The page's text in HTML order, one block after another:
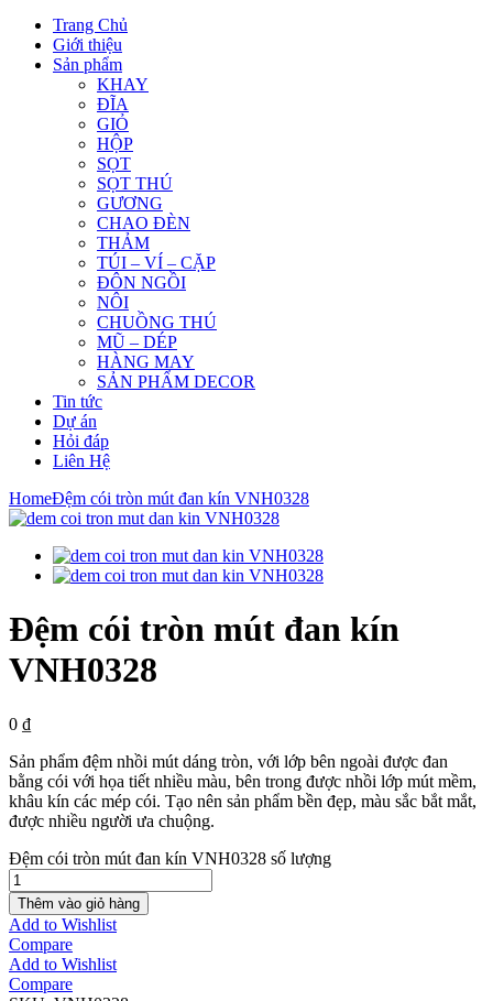
Trang Chủ
Giới thiệu
Sản phẩm
KHAY
ĐĨA
GIỎ
HỘP
SỌT
SỌT THÚ
GƯƠNG
CHAO ĐÈN
THẢM
TÚI – VÍ – CẶP
ĐÔN NGỒI
NÔI
CHUỒNG THÚ
MŨ – DÉP
HÀNG MAY
SẢN PHẨM DECOR
Tin tức
Dự án
Hỏi đáp
Liên Hệ
HomeĐệm cói tròn mút đan kín VNH0328
Đệm cói tròn mút đan kín
VNH0328
0 ₫
Sản phẩm đệm nhồi mút dáng tròn, với lớp bên ngoài được đan
bằng cói với họa tiết nhiều màu, bên trong được nhồi lớp mút mềm,
khâu kín các mép cói. Tạo nên sản phẩm bền đẹp, màu sắc bắt mắt,
được nhiều người ưa chuộng.
Đệm cói tròn mút đan kín VNH0328 số lượng
Thêm vào giỏ hàng
Add to Wishlist
Compare
Add to Wishlist
Compare